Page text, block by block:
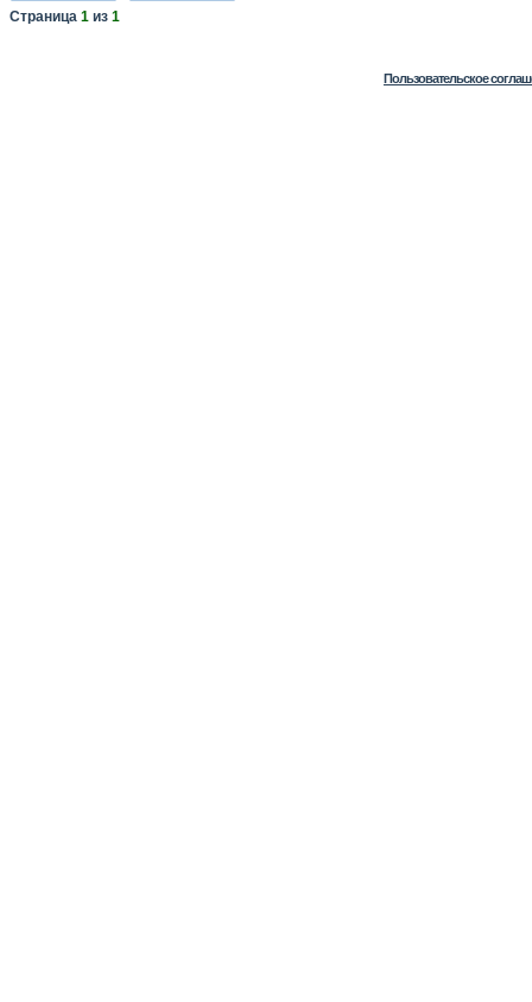
Страница 1 из 1
Пользовательское